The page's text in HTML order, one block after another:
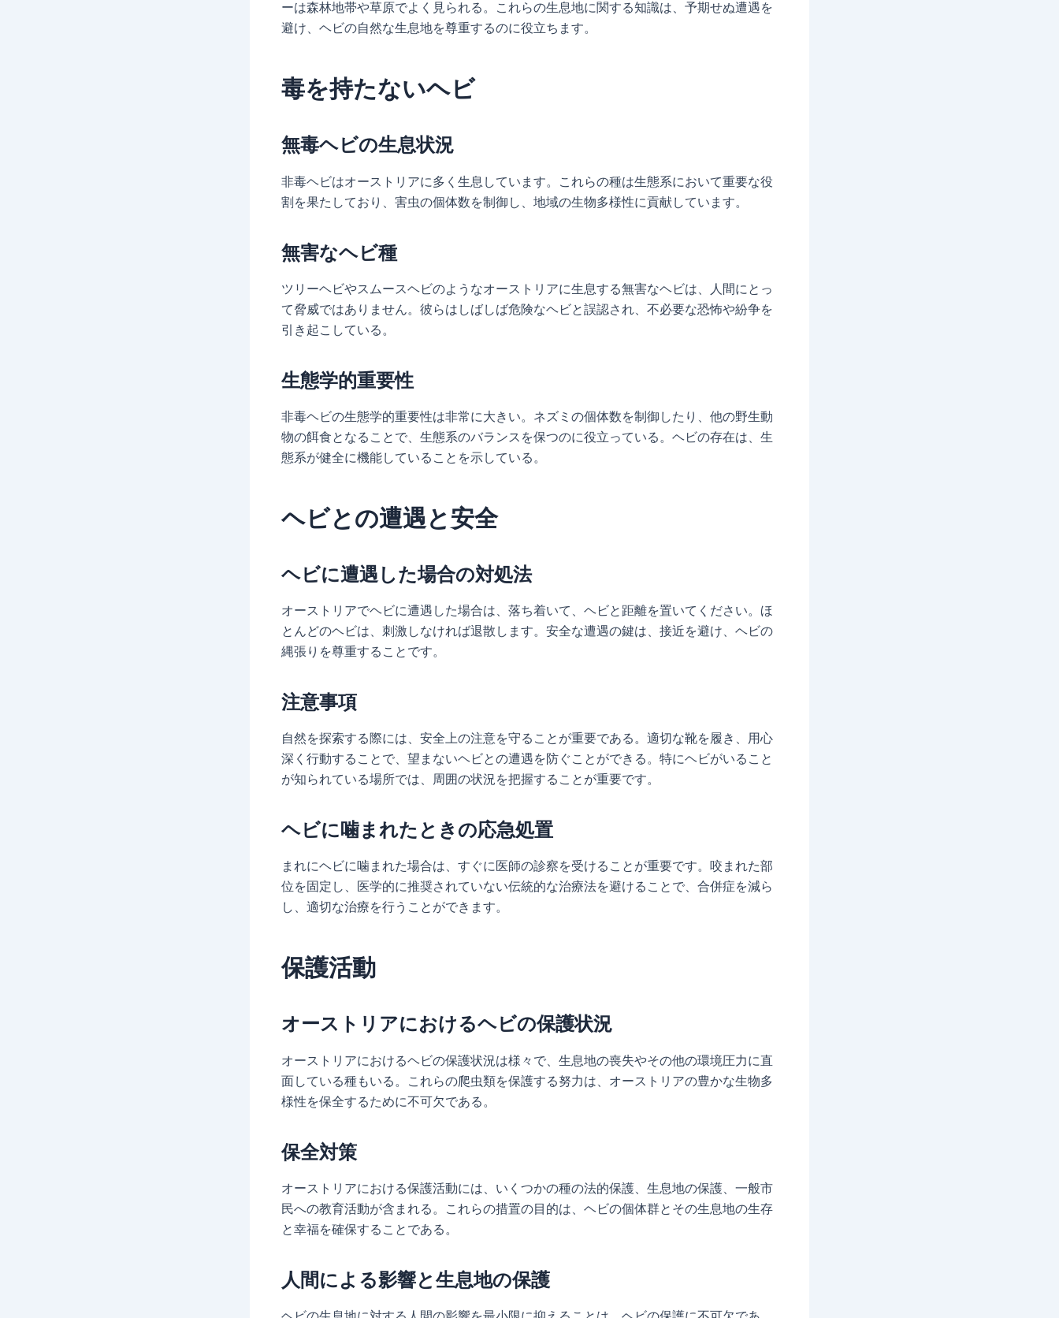
ーは森林地帯や草原でよく見られる。これらの生息地に関する知識は、予期せぬ遭遇を
避け、ヘビの自然な生息地を尊重するのに役立ちます。
毒を持たないヘビ
無毒ヘビの生息状況
非毒ヘビはオーストリアに多く生息しています。これらの種は生態系において重要な役
割を果たしており、害虫の個体数を制御し、地域の生物多様性に貢献しています。
無害なヘビ種
ツリーヘビやスムースヘビのようなオーストリアに生息する無害なヘビは、人間にとっ
て脅威ではありません。彼らはしばしば危険なヘビと誤認され、不必要な恐怖や紛争を
引き起こしている。
生態学的重要性
非毒ヘビの生態学的重要性は非常に大きい。ネズミの個体数を制御したり、他の野生動
物の餌食となることで、生態系のバランスを保つのに役立っている。ヘビの存在は、生
態系が健全に機能していることを示している。
ヘビとの遭遇と安全
ヘビに遭遇した場合の対処法
オーストリアでヘビに遭遇した場合は、落ち着いて、ヘビと距離を置いてください。ほ
とんどのヘビは、刺激しなければ退散します。安全な遭遇の鍵は、接近を避け、ヘビの
縄張りを尊重することです。
注意事項
自然を探索する際には、安全上の注意を守ることが重要である。適切な靴を履き、用心
深く行動することで、望まないヘビとの遭遇を防ぐことができる。特にヘビがいること
が知られている場所では、周囲の状況を把握することが重要です。
ヘビに噛まれたときの応急処置
まれにヘビに噛まれた場合は、すぐに医師の診察を受けることが重要です。咬まれた部
位を固定し、医学的に推奨されていない伝統的な治療法を避けることで、合併症を減ら
し、適切な治療を行うことができます。
保護活動
オーストリアにおけるヘビの保護状況
オーストリアにおけるヘビの保護状況は様々で、生息地の喪失やその他の環境圧力に直
面している種もいる。これらの爬虫類を保護する努力は、オーストリアの豊かな生物多
様性を保全するために不可欠である。
保全対策
オーストリアにおける保護活動には、いくつかの種の法的保護、生息地の保護、一般市
民への教育活動が含まれる。これらの措置の目的は、ヘビの個体群とその生息地の生存
と幸福を確保することである。
人間による影響と生息地の保護